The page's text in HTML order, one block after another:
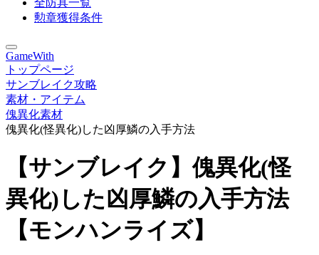
全防具一覧
勲章獲得条件
GameWith
トップページ
サンブレイク攻略
素材・アイテム
傀異化素材
傀異化(怪異化)した凶厚鱗の入手方法
【サンブレイク】傀異化(怪
異化)した凶厚鱗の入手方法
【モンハンライズ】